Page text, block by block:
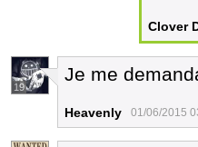
Clover
19
Je me
Heavenly 01/06/2015